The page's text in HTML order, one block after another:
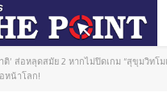
ติ’ ส่อหลุดสมัย 2 หากไม่ปิดเกม “สุขุมวิทโ
หน้าโลก!